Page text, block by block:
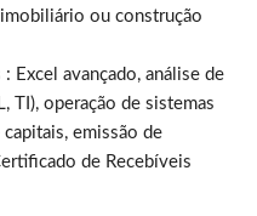
ou construção
Excel avançado, análise de
TI), operação de sistemas
capitais, emissão de
de Recebíveis